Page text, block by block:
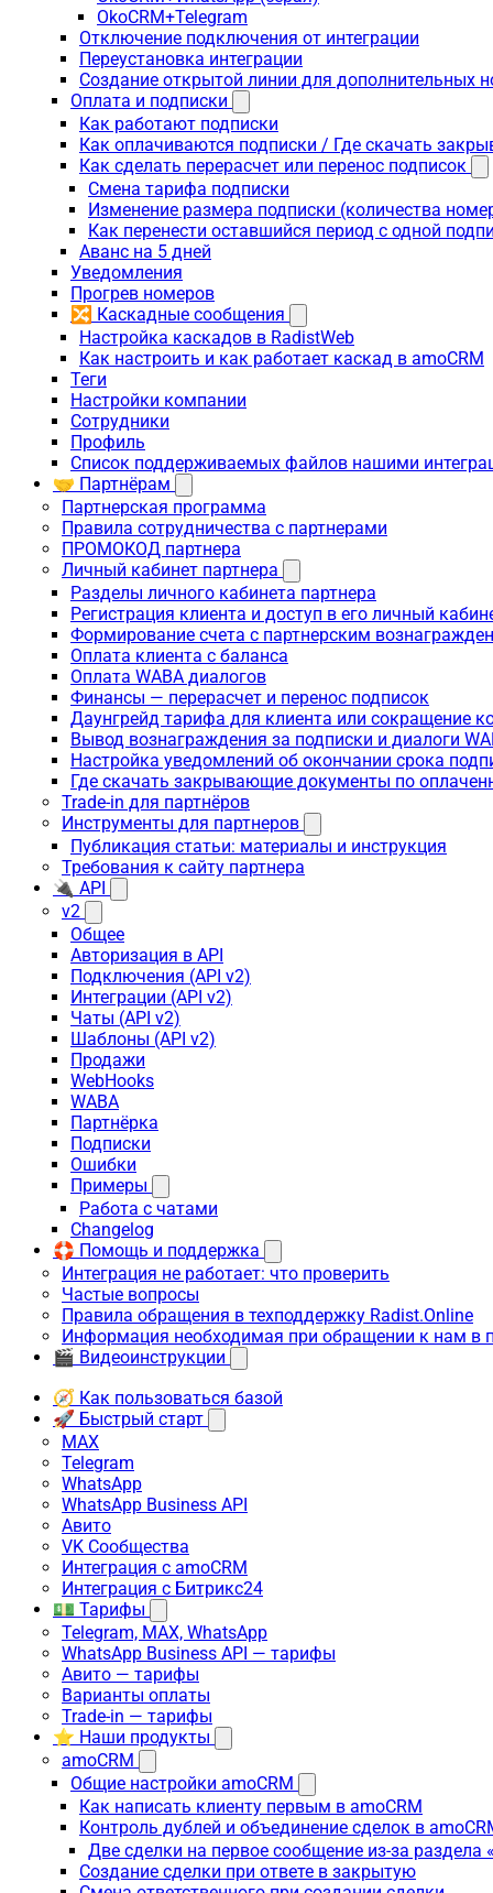
OkoCRM+Telegram
Отключение подключения от интеграции
Переустановка интеграции
Создание открытой линии для дополнительных
Оплата и подписки
Как работают подписки
Как оплачиваются подписки / Где скачать
Как сделать перерасчет или перенос подписок
Смена тарифа подписки
Изменение размера подписки (количества
Как перенести оставшийся период с одной
Аванс на 5 дней
Уведомления
Прогрев номеров
🔀 Каскадные сообщения
Настройка каскадов в RadistWeb
Как настроить и как работает каскад в amoCRM
Теги
Настройки компании
Сотрудники
Профиль
Список поддерживаемых файлов нашими
🤝 Партнёрам
Партнерская программа
Правила сотрудничества с партнерами
ПРОМОКОД партнера
Личный кабинет партнера
Разделы личного кабинета партнера
Регистрация клиента и доступ в его личный
Формирование счета с партнерским
Оплата клиента с баланса
Оплата WABA диалогов
Финансы — перерасчет и перенос подписок
Даунгрейд тарифа для клиента или сокращение
Вывод вознаграждения за подписки и диалоги
Настройка уведомлений об окончании срока
Где скачать закрывающие документы по
Trade-in для партнёров
Инструменты для партнеров
Публикация статьи: материалы и инструкция
Требования к сайту партнера
🔌 API
v2
Общее
Авторизация в API
Подключения (API v2)
Интеграции (API v2)
Чаты (API v2)
Шаблоны (API v2)
Продажи
WebHooks
WABA
Партнёрка
Подписки
Ошибки
Примеры
Работа с чатами
Changelog
🛟 Помощь и поддержка
Интеграция не работает: что проверить
Частые вопросы
Правила обращения в техподдержку Radist.Online
Информация необходимая при обращении к нам в
🎬 Видеоинструкции
🧭 Как пользоваться базой
🚀 Быстрый старт
MAX
Telegram
WhatsApp
WhatsApp Business API
Авито
VK Сообщества
Интеграция с amoCRM
Интеграция с Битрикс24
💵 Тарифы
Telegram, MAX, WhatsApp
WhatsApp Business API — тарифы
Авито — тарифы
Варианты оплаты
Trade-in — тарифы
⭐ Наши продукты
amoCRM
Общие настройки amoCRM
Как написать клиенту первым в amoCRM
Контроль дублей и объединение сделок в
Две сделки на первое сообщение из-за раздела
Создание сделки при ответе в закрытую